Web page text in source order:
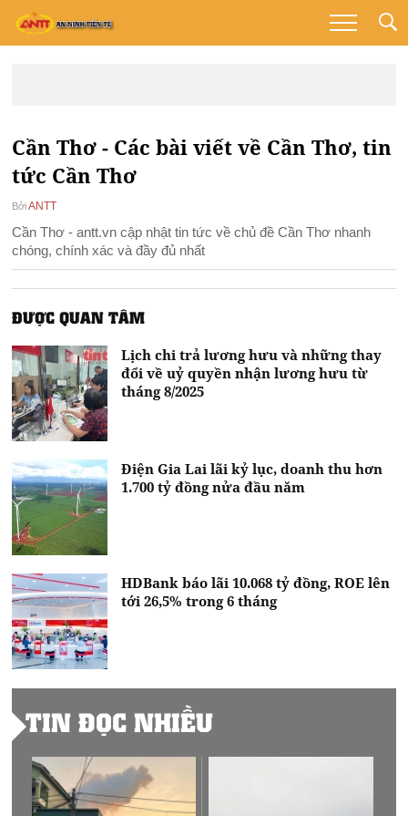
Cần Thơ - Các bài viết về Cần Thơ, tin
tức Cần Thơ
Bởi ANTT
Cần Thơ - antt.vn cập nhật tin tức về chủ đề Cần Thơ nhanh
chóng, chính xác và đầy đủ nhất
ĐƯỢC QUAN TÂM
Lịch chi trả lương hưu và những thay
đổi về uỷ quyền nhận lương hưu từ
tháng 8/2025
Điện Gia Lai lãi kỷ lục, doanh thu hơn
1.700 tỷ đồng nửa đầu năm
HDBank báo lãi 10.068 tỷ đồng, ROE lên
tới 26,5% trong 6 tháng
TIN ĐỌC NHIỀU